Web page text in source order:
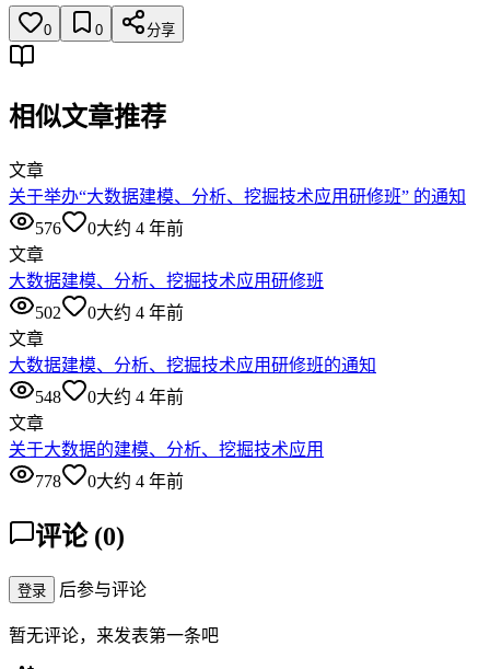
0 0 分享
相似文章推荐
文章
关于举办“大数据建模、分析、挖掘技术应用研修班” 的通知
576
0大约 4 年前
文章
大数据建模、分析、挖掘技术应用研修班
502
0大约 4 年前
文章
大数据建模、分析、挖掘技术应用研修班的通知
548
0大约 4 年前
文章
关于大数据的建模、分析、挖掘技术应用
778
0大约 4 年前
评论 (0)
登录 后参与评论
暂无评论，来发表第一条吧